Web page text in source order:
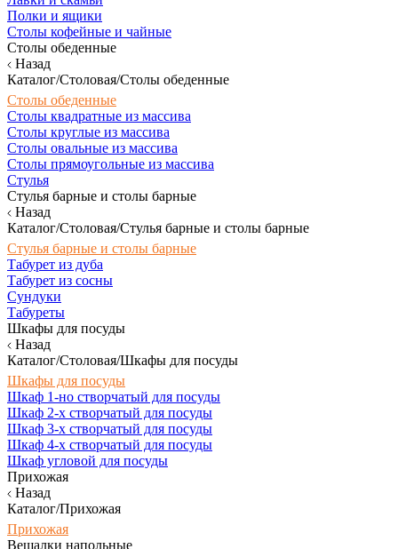
Полки и ящики
Столы кофейные и чайные
Столы обеденные
Назад
Каталог/Столовая/Столы обеденные
Столы обеденные
Столы квадратные из массива
Столы круглые из массива
Столы овальные из массива
Столы прямоугольные из массива
Стулья
Стулья барные и столы барные
Назад
Каталог/Столовая/Стулья барные и столы барные
Стулья барные и столы барные
Табурет из дуба
Табурет из сосны
Сундуки
Табуреты
Шкафы для посуды
Назад
Каталог/Столовая/Шкафы для посуды
Шкафы для посуды
Шкаф 1-но створчатый для посуды
Шкаф 2-х створчатый для посуды
Шкаф 3-х створчатый для посуды
Шкаф 4-х створчатый для посуды
Шкаф угловой для посуды
Прихожая
Назад
Каталог/Прихожая
Прихожая
Вешалки напольные